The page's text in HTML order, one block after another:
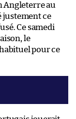
Angleterre au
justement ce
Ce samedi
le
pour ce